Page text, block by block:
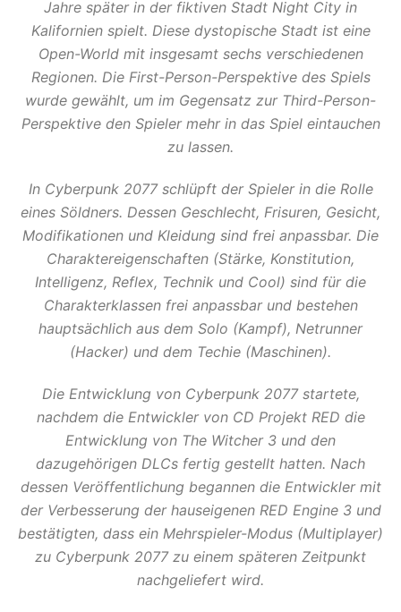
Jahre später in der fiktiven Stadt Night City in
Kalifornien spielt. Diese dystopische Stadt ist eine
Open-World mit insgesamt sechs verschiedenen
Regionen. Die First-Person-Perspektive des Spiels
wurde gewählt, um im Gegensatz zur Third-Person-
Perspektive den Spieler mehr in das Spiel eintauchen
zu lassen.
In Cyberpunk 2077 schlüpft der Spieler in die Rolle
eines Söldners. Dessen Geschlecht, Frisuren, Gesicht,
Modifikationen und Kleidung sind frei anpassbar. Die
Charaktereigenschaften (Stärke, Konstitution,
Intelligenz, Reflex, Technik und Cool) sind für die
Charakterklassen frei anpassbar und bestehen
hauptsächlich aus dem Solo (Kampf), Netrunner
(Hacker) und dem Techie (Maschinen).
Die Entwicklung von Cyberpunk 2077 startete,
nachdem die Entwickler von CD Projekt RED die
Entwicklung von The Witcher 3 und den
dazugehörigen DLCs fertig gestellt hatten. Nach
dessen Veröffentlichung begannen die Entwickler mit
der Verbesserung der hauseigenen RED Engine 3 und
bestätigten, dass ein Mehrspieler-Modus (Multiplayer)
zu Cyberpunk 2077 zu einem späteren Zeitpunkt
nachgeliefert wird.